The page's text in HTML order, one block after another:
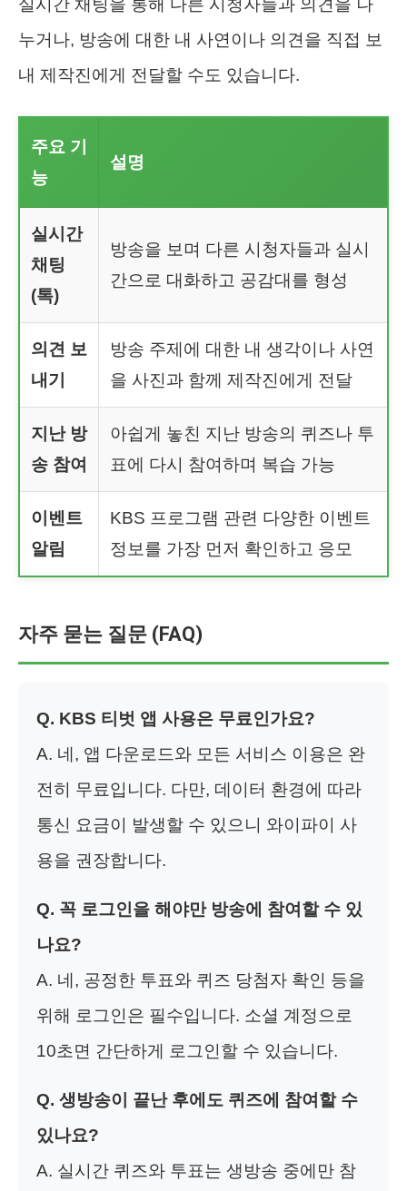
누거나, 방송에 대한 내 사연이나 의견을 직접 보
내 제작진에게 전달할 수도 있습니다.
주요 기
능
설명
실시간
채팅
(톡)
방송을 보며 다른 시청자들과 실시
간으로 대화하고 공감대를 형성
의견 보
내기
방송 주제에 대한 내 생각이나 사연
을 사진과 함께 제작진에게 전달
지난 방
송 참여
아쉽게 놓친 지난 방송의 퀴즈나 투
표에 다시 참여하며 복습 가능
이벤트
알림
KBS 프로그램 관련 다양한 이벤트
정보를 가장 먼저 확인하고 응모
자주 묻는 질문 (FAQ)
Q. KBS 티벗 앱 사용은 무료인가요?
A. 네, 앱 다운로드와 모든 서비스 이용은 완
전히 무료입니다. 다만, 데이터 환경에 따라
통신 요금이 발생할 수 있으니 와이파이 사
용을 권장합니다.
Q. 꼭 로그인을 해야만 방송에 참여할 수 있
나요?
A. 네, 공정한 투표와 퀴즈 당첨자 확인 등을
위해 로그인은 필수입니다. 소셜 계정으로
10초면 간단하게 로그인할 수 있습니다.
Q. 생방송이 끝난 후에도 퀴즈에 참여할 수
있나요?
A. 실시간 퀴즈와 투표는 생방송 중에만 참